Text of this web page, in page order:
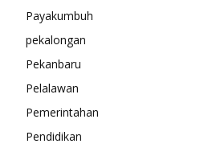
Payakumbuh
pekalongan
Pekanbaru
Pelalawan
Pemerintahan
Pendidikan